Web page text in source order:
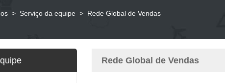
> Serviço da equipe > Rede Global de Vendas
Rede Global de Vendas